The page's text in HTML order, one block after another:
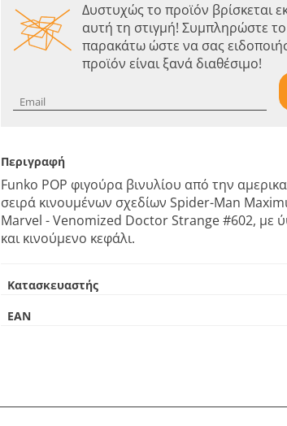
Δυστυχώς το προϊόν βρίσκεται
αυτή τη στιγμή! Συμπληρώστε
παρακάτω ώστε να σας
προϊόν είναι ξανά διαθέσιμο!
Περιγραφή
Funko POP φιγούρα βινυλίου από την
σειρά κινουμένων σχεδίων Spider-Man
Marvel - Venomized Doctor Strange #602, με
και κινούμενο κεφάλι.
Κατασκευαστής
EAN